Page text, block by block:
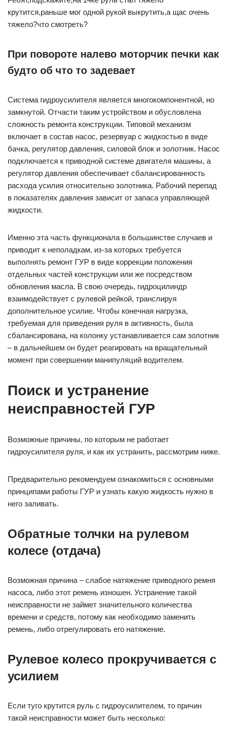
крутится,раньше мог одной рукой выкрутить,а щас очень
тяжело?что смотреть?
При повороте налево моторчик печки как
будто об что то задевает
Система гидроусилителя является многокомпонентной, но
замкнутой. Отчасти таким устройством и обусловлена
сложность ремонта конструкции. Типовой механизм
включает в состав насос, резервуар с жидкостью в виде
бачка, регулятор давления, силовой блок и золотник. Насос
подключается к приводной системе двигателя машины, а
регулятор давления обеспечивает сбалансированность
расхода усилия относительно золотника. Рабочий перепад
в показателях давления зависит от запаса управляющей
жидкости.
Именно эта часть функционала в большинстве случаев и
приводит к неполадкам, из-за которых требуется
выполнять ремонт ГУР в виде коррекции положения
отдельных частей конструкции или же посредством
обновления масла. В свою очередь, гидроцилиндр
взаимодействует с рулевой рейкой, транслируя
дополнительное усилие. Чтобы конечная нагрузка,
требуемая для приведения руля в активность, была
сбалансирована, на колонку устанавливается сам золотник
– в дальнейшем он будет реагировать на вращательный
момент при совершении манипуляций водителем.
Поиск и устранение
неисправностей ГУР
Возможные причины, по которым не работает
гидроусилителя руля, и как их устранить, рассмотрим ниже.
Предварительно рекомендуем ознакомиться с основными
принципами работы ГУР и узнать какую жидкость нужно в
него заливать.
Обратные толчки на рулевом
колесе (отдача)
Возможная причина – слабое натяжение приводного ремня
насоса, либо этот ремень изношен. Устранение такой
неисправности не займет значительного количества
времени и средств, потому как необходимо заменить
ремень, либо отрегулировать его натяжение.
Рулевое колесо прокручивается с
усилием
Если туго крутится руль с гидроусилителем, то причин
такой неисправности может быть несколько: